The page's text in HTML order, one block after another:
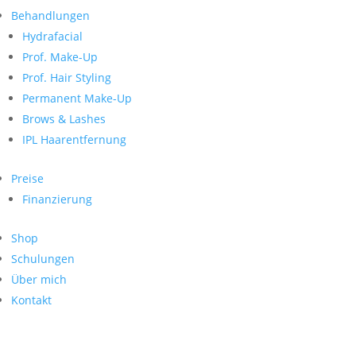
Behandlungen
Hydrafacial
Prof. Make-Up
Prof. Hair Styling
Permanent Make-Up
Brows & Lashes
IPL Haarentfernung
Preise
Finanzierung
Shop
Schulungen
Über mich
Kontakt
nach:
Neueste Kommentare
Archiv
Kategorien
Keine Kategorien
Meta
Anmelden
Feed der Einträge
WordPress.org
Search
nach:
Archive
Kontakt
Impressum
Datenschutz